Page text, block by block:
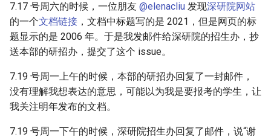
7.17 号周六的时候，一位朋友 @elenacliu 发现深研院网站
的一个文档链接 ，文档中标题写的是 2021，但是网页的标
题显示的是 2006 年。于是我发邮件给深研院的招生办，抄
送本部的研招办，提交了这个 issue。
7.19 号周一上午的时候，本部的研招办回复了一封邮件，
没有理解我想表达的意思，可能以为我是要报考的学生，让
我关注明年发布的文档。
7.19 号周一下午的时候，深研院招生办回复了邮件，说“谢